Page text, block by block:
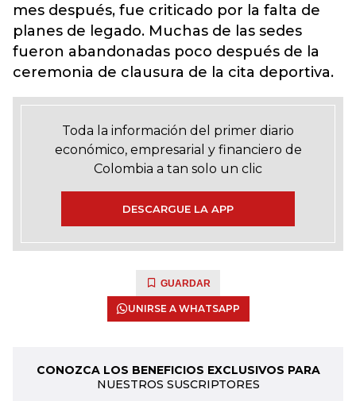
mes después, fue criticado por la falta de
planes de legado. Muchas de las sedes
fueron abandonadas poco después de la
ceremonia de clausura de la cita deportiva.
Toda la información del primer diario
económico, empresarial y financiero de
Colombia a tan solo un clic
DESCARGUE LA APP
GUARDAR
UNIRSE A WHATSAPP
CONOZCA LOS BENEFICIOS EXCLUSIVOS PARA
NUESTROS SUSCRIPTORES